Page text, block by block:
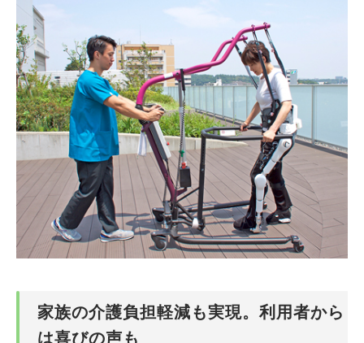
家族の介護負担軽減も実現。利用者から
は喜びの声も